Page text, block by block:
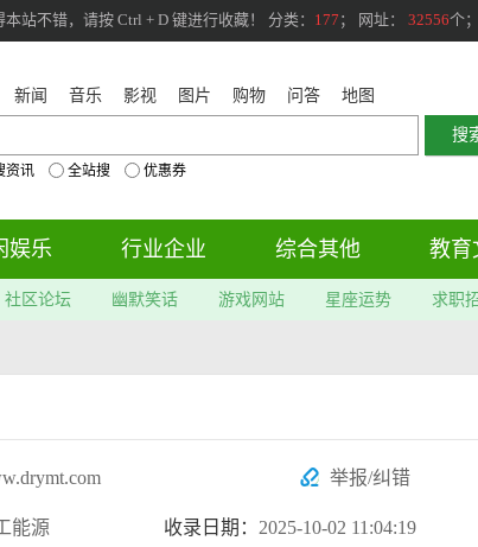
站不错，请按 Ctrl + D 键进行收藏！ 分类： 177 ； 网址： 32556个
新闻 音乐 影视 图片 购物 问答 地图
资讯 全站搜 优惠券
娱乐 行业企业 综合其他 教育
社区论坛 幽默笑话 游戏网站 星座运势 求职
举报/纠错
能源 收录日期： 2025-10-02 11:04:19